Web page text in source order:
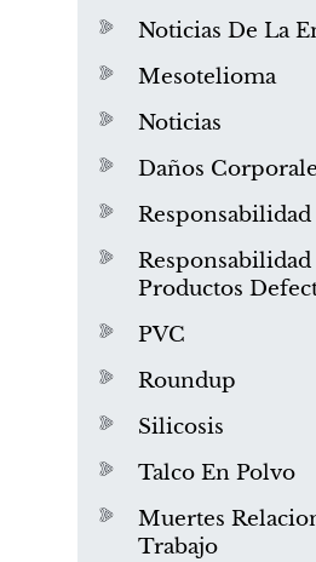
Noticias De La
Mesotelioma
Noticias
Daños
Responsabilidad
Productos
PVC
Roundup
Silicosis
Talco En Polvo
Muertes
Trabajo